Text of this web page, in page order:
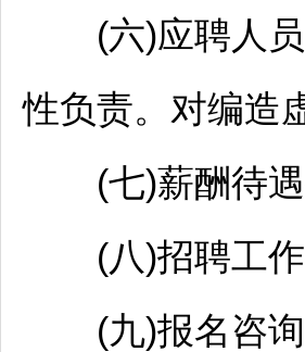
(六)应聘人员
性负责。对编造
(七)薪酬待遇
(八)招聘工
(九)报名咨询